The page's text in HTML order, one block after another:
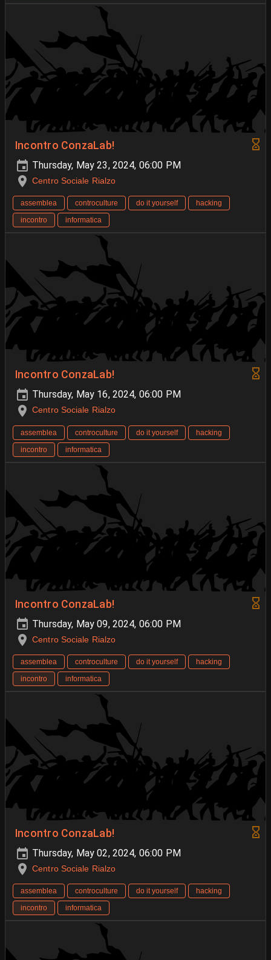
Incontro ConzaLab!
Thursday, May 23, 2024, 06:00 PM
Centro Sociale Rialzo
assemblea controculture do it yourself
hacking
incontro
informatica
Incontro ConzaLab!
Thursday, May 16, 2024, 06:00 PM
Centro Sociale Rialzo
assemblea controculture do it yourself
hacking
incontro
informatica
Incontro ConzaLab!
Thursday, May 09, 2024, 06:00 PM
Centro Sociale Rialzo
assemblea controculture do it yourself
hacking
incontro
informatica
Incontro ConzaLab!
Thursday, May 02, 2024, 06:00 PM
Centro Sociale Rialzo
assemblea controculture do it yourself
hacking
incontro
informatica